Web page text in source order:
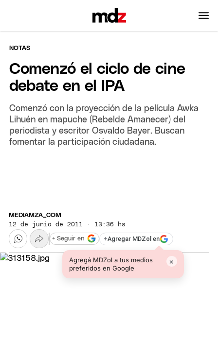
NOTAS
Comenzó el ciclo de cine
debate en el IPA
Comenzó con la proyección de la película Awka
Lihuén en mapuche (Rebelde Amanecer) del
periodista y escritor Osvaldo Bayer. Buscan
fomentar la participación ciudadana.
MEDIAMZA_COM
12 de junio de 2011 · 13:36 hs
+Agregar MDZol en
Agregá MDZol a tus medios
preferidos en Google
×
+ Seguir en